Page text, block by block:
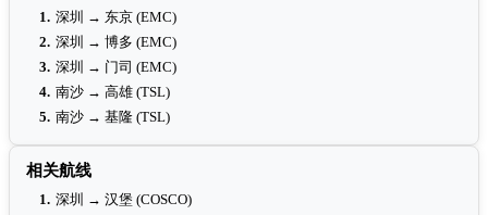
1. 深圳 → 东京 (EMC)
2. 深圳 → 博多 (EMC)
3. 深圳 → 门司 (EMC)
4. 南沙 → 高雄 (TSL)
5. 南沙 → 基隆 (TSL)
相关航线
1. 深圳 → 汉堡 (COSCO)